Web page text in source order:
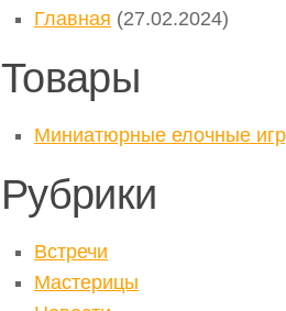
Главная (27.02.2024)
Товары
Миниатюрные елочные
Рубрики
Встречи
Мастерицы